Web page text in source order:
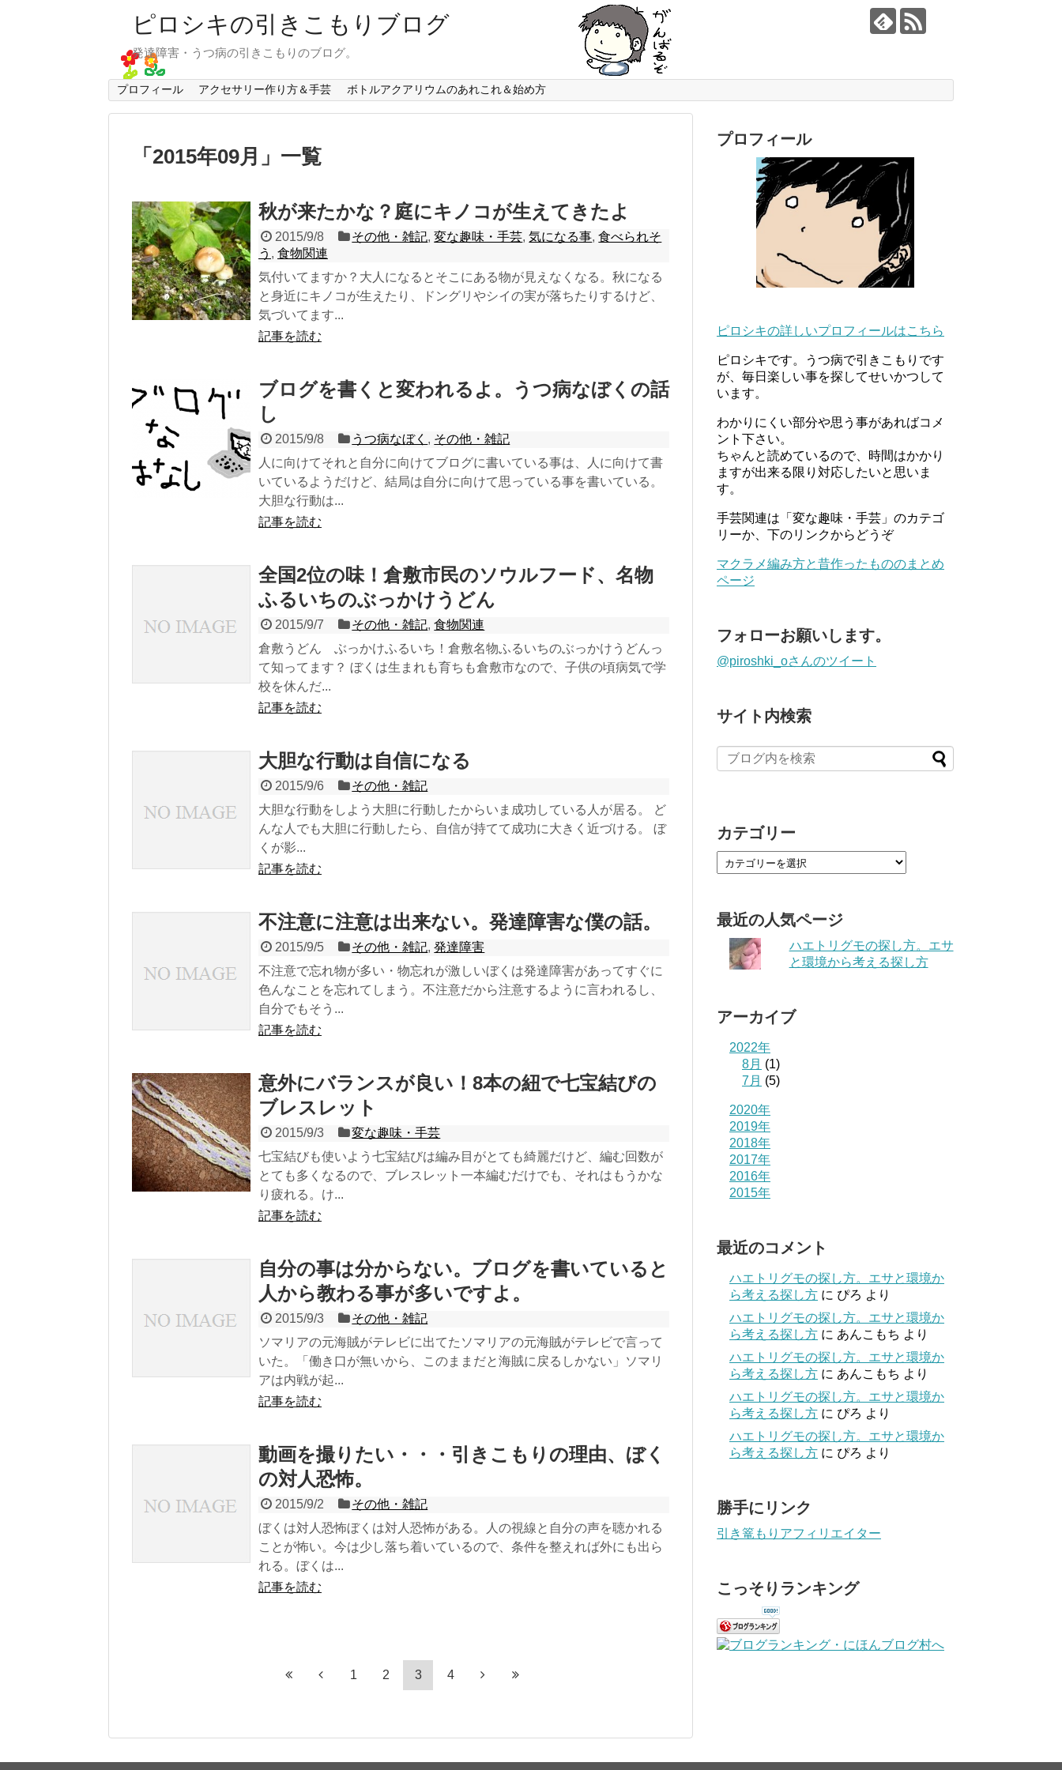
ピロシキの引きこもりブログ
発達障害・うつ病の引きこもりのブログ。
プロフィール アクセサリー作り方＆手芸 ボトルアクアリウムのあれこれ＆始め方
「 2015年09月 」 一覧
秋が来たかな？庭にキノコが生えてきたよ
2015/9/8 その他・雑記,変な趣味・手芸,気になる事,食べられそ
う , 食物関連
気付いてますか？大人になるとそこにある物が見えなくなる。秋になる
と身近にキノコが生えたり、ドングリやシイの実が落ちたりするけど、
気づいてます...
記事を読む
ブログを書くと変われるよ。うつ病なぼくの話
し
2015/9/8 うつ病なぼく , その他・雑記
人に向けてそれと自分に向けてブログに書いている事は、人に向けて書
いているようだけど、結局は自分に向けて思っている事を書いている。
大胆な行動は...
記事を読む
全国2位の味！倉敷市民のソウルフード、名物
ふるいちのぶっかけうどん
2015/9/7 その他・雑記,食物関連
倉敷うどん ぶっかけふるいち！倉敷名物ふるいちのぶっかけうどんっ
て知ってます？ ぼくは生まれも育ちも倉敷市なので、子供の頃病気で学
校を休んだ...
記事を読む
大胆な行動は自信になる
2015/9/6
その他・雑記
大胆な行動をしよう大胆に行動したからいま成功している人が居る。 ど
んな人でも大胆に行動したら、自信が持てて成功に大きく近づける。 ぼ
くが影...
記事を読む
不注意に注意は出来ない。発達障害な僕の話。
2015/9/5 その他・雑記,発達障害
不注意で忘れ物が多い・物忘れが激しいぼくは発達障害があってすぐに
色んなことを忘れてしまう。不注意だから注意するように言われるし、
自分でもそう...
記事を読む
意外にバランスが良い！8本の紐で七宝結びの
ブレスレット
2015/9/3
変な趣味・手芸
七宝結びも使いよう七宝結びは編み目がとても綺麗だけど、編む回数が
とても多くなるので、ブレスレット一本編むだけでも、それはもうかな
り疲れる。け...
記事を読む
自分の事は分からない。ブログを書いていると
人から教わる事が多いですよ。
2015/9/3
その他・雑記
ソマリアの元海賊がテレビに出てたソマリアの元海賊がテレビで言って
いた。「働き口が無いから、このままだと海賊に戻るしかない」ソマリ
アは内戦が起...
記事を読む
動画を撮りたい・・・引きこもりの理由、ぼく
の対人恐怖。
2015/9/2
その他・雑記
ぼくは対人恐怖ぼくは対人恐怖がある。人の視線と自分の声を聴かれる
ことが怖い。今は少し落ち着いているので、条件を整えれば外にも出ら
れる。ぼくは...
記事を読む
1 2 3 4
プロフィール
ピロシキの詳しいプロフィールはこちら
ピロシキです。うつ病で引きこもりです
が、毎日楽しい事を探してせいかつして
います。
わかりにくい部分や思う事があればコメ
ント下さい。
ちゃんと読めているので、時間はかかり
ますが出来る限り対応したいと思いま
す。
手芸関連は「変な趣味・手芸」のカテゴ
リーか、下のリンクからどうぞ
マクラメ編み方と昔作ったもののまとめ
ページ
フォローお願いします。
@piroshki_oさんのツイート
サイト内検索
カテゴリー
最近の人気ページ
ハエトリグモの探し方。エサ
と環境から考える探し方
アーカイブ
2022年
8月 (1)
7月 (5)
2020年
2019年
2018年
2017年
2016年
2015年
最近のコメント
ハエトリグモの探し方。エサと環境か
ら考える探し方 に ぴろ より
ハエトリグモの探し方。エサと環境か
ら考える探し方 に あんこもち より
ハエトリグモの探し方。エサと環境か
ら考える探し方 に あんこもち より
ハエトリグモの探し方。エサと環境か
ら考える探し方 に ぴろ より
ハエトリグモの探し方。エサと環境か
ら考える探し方 に ぴろ より
勝手にリンク
引き篭もりアフィリエイター
こっそりランキング